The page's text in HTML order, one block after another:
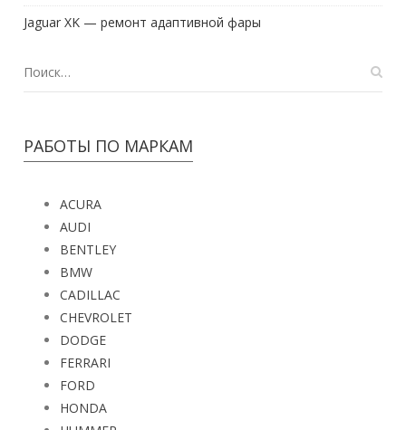
Jaguar XK — ремонт адаптивной фары
РАБОТЫ ПО МАРКАМ
ACURA
AUDI
BENTLEY
BMW
CADILLAC
CHEVROLET
DODGE
FERRARI
FORD
HONDA